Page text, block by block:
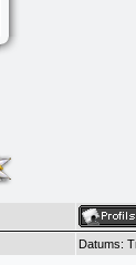
Datums: